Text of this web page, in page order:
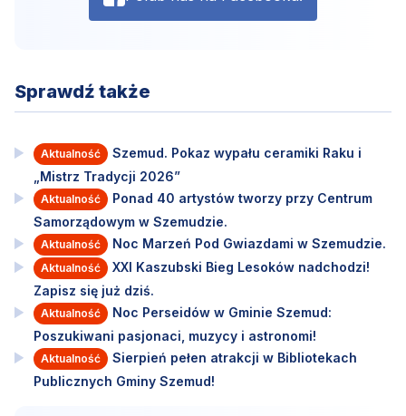
Sprawdź także
Aktualność
Szemud. Pokaz wypału ceramiki Raku i
„Mistrz Tradycji 2026”
Aktualność
Ponad 40 artystów tworzy przy Centrum
Samorządowym w Szemudzie.
Aktualność Noc Marzeń Pod Gwiazdami w Szemudzie.
Aktualność
XXI Kaszubski Bieg Lesoków nadchodzi!
Zapisz się już dziś.
Aktualność
Noc Perseidów w Gminie Szemud:
Poszukiwani pasjonaci, muzycy i astronomi!
Aktualność
Sierpień pełen atrakcji w Bibliotekach
Publicznych Gminy Szemud!